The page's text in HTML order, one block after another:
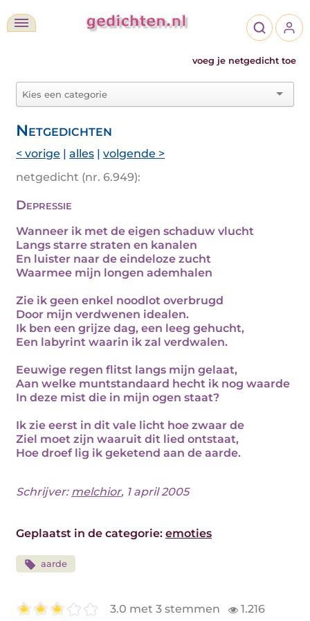
voeg je netgedicht toe
Netgedichten
< vorige | alles | volgende >
netgedicht (nr. 6.949):
Depressie
Wanneer ik met de eigen schaduw vlucht
Langs starre straten en kanalen
En luister naar de eindeloze zucht
Waarmee mijn longen ademhalen
Zie ik geen enkel noodlot overbrugd
Door mijn verdwenen idealen.
Ik ben een grijze dag, een leeg gehucht,
Een labyrint waarin ik zal verdwalen.
Eeuwige regen flitst langs mijn gelaat,
Aan welke muntstandaard hecht ik nog waarde
In deze mist die in mijn ogen staat?
Ik zie eerst in dit vale licht hoe zwaar de
Ziel moet zijn waaruit dit lied ontstaat,
Hoe droef lig ik geketend aan de aarde.
Schrijver: melchior, 1 april 2005
Geplaatst in de categorie: emoties
aarde
3.0 met 3 stemmen 1.216